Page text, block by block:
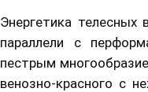
Энергетика телесных
параллели с
пестрым
венозно-красного с